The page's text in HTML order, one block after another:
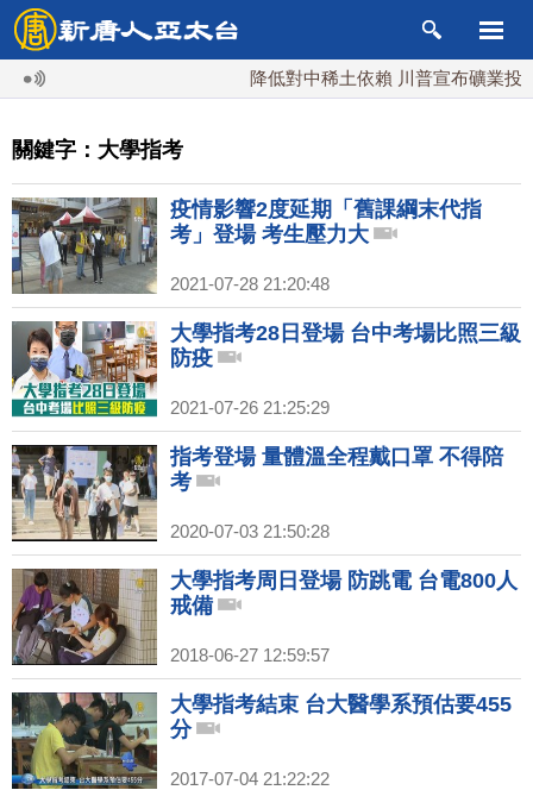
降低對中稀土依賴 川普宣布礦業投資20
關鍵字：大學指考
疫情影響2度延期「舊課綱末代指
考」登場 考生壓力大
2021-07-28 21:20:48
大學指考28日登場 台中考場比照三級
防疫
2021-07-26 21:25:29
指考登場 量體溫全程戴口罩 不得陪
考
2020-07-03 21:50:28
大學指考周日登場 防跳電 台電800人
戒備
2018-06-27 12:59:57
大學指考結束 台大醫學系預估要455
分
2017-07-04 21:22:22